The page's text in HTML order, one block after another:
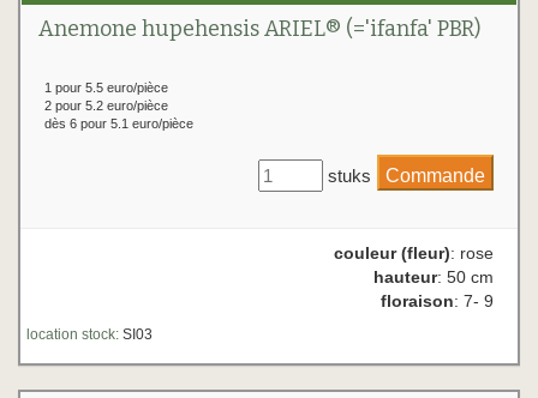
Anemone hupehensis ARIEL® (='ifanfa' PBR)
1 pour 5.5 euro/pièce
2 pour 5.2 euro/pièce
dès 6 pour 5.1 euro/pièce
stuks
couleur (fleur): rose
hauteur: 50 cm
floraison: 7- 9
location stock: SI03